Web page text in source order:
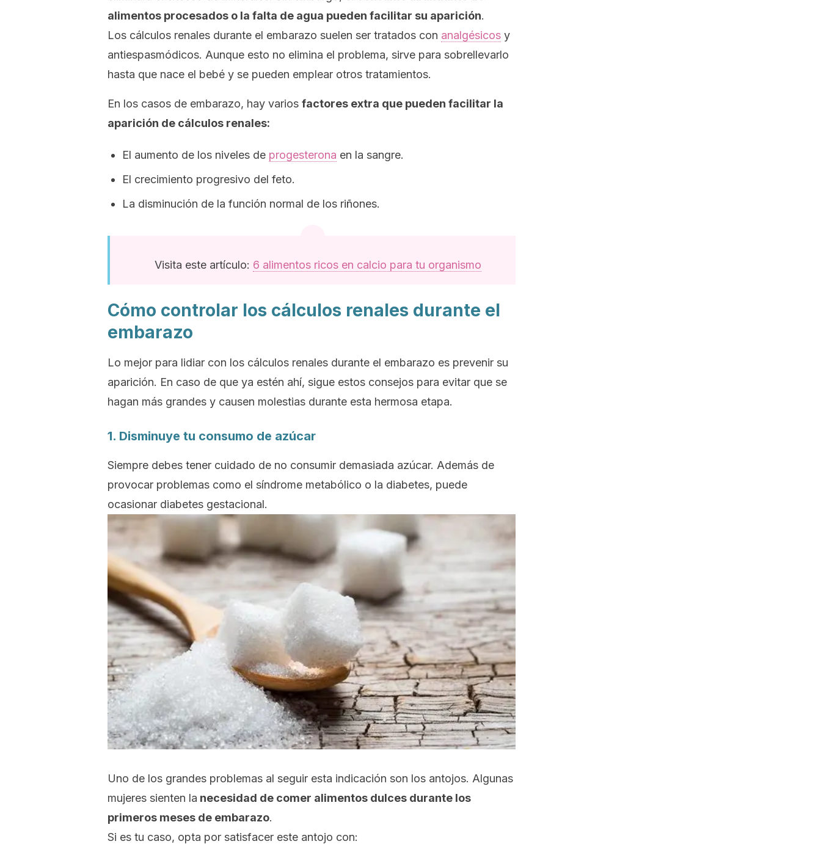
alimentos procesados o la falta de agua pueden facilitar su aparición.
Los cálculos renales durante el embarazo suelen ser tratados con analgésicos y
antiespasmódicos. Aunque esto no elimina el problema, sirve para sobrellevarlo
hasta que nace el bebé y se pueden emplear otros tratamientos.
En los casos de embarazo, hay varios factores extra que pueden facilitar la
aparición de cálculos renales:
El aumento de los niveles de progesterona en la sangre.
El crecimiento progresivo del feto.
La disminución de la función normal de los riñones.
Visita este artículo: 6 alimentos ricos en calcio para tu organismo
Cómo controlar los cálculos renales durante el
embarazo
Lo mejor para lidiar con los cálculos renales durante el embarazo es prevenir su
aparición. En caso de que ya estén ahí, sigue estos consejos para evitar que se
hagan más grandes y causen molestias durante esta hermosa etapa.
1. Disminuye tu consumo de azúcar
Siempre debes tener cuidado de no consumir demasiada azúcar. Además de
provocar problemas como el síndrome metabólico o la diabetes, puede
ocasionar diabetes gestacional.
Uno de los grandes problemas al seguir esta indicación son los antojos. Algunas
mujeres sienten la necesidad de comer alimentos dulces durante los
primeros meses de embarazo.
Si es tu caso, opta por satisfacer este antojo con: